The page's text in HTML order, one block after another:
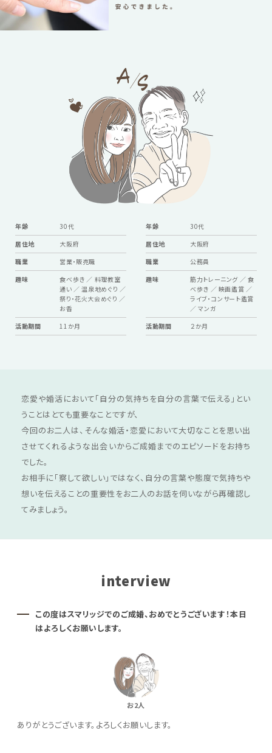
年齢
30代
居住地
大阪府
職業
営業・販売職
趣味
食べ歩き ／ 料理教室
通い ／ 温泉地めぐり ／
祭り・花火大会めぐり ／
お香
活動期間
11か月
年齢
30代
居住地
大阪府
職業
公務員
趣味
筋力トレーニング ／ 食
べ歩き ／ 映画鑑賞 ／
ライブ・コンサート鑑賞
／ マンガ
活動期間
２か月
恋愛や婚活において「自分の気持ちを自分の言葉で伝える」とい
うことはとても重要なことですが、
今回のお二人は、そんな婚活・恋愛において大切なことを思い出
させてくれるような出会いからご成婚までのエピソードをお持ち
でした。
お相手に「察して欲しい」ではなく、自分の言葉や態度で気持ちや
想いを伝えることの重要性をお二人のお話を伺いながら再確認し
てみましょう。
interview
この度はスマリッジでのご成婚、おめでとうございます！本日
はよろしくお願いします。
お2人
ありがとうございます。よろしくお願いします。